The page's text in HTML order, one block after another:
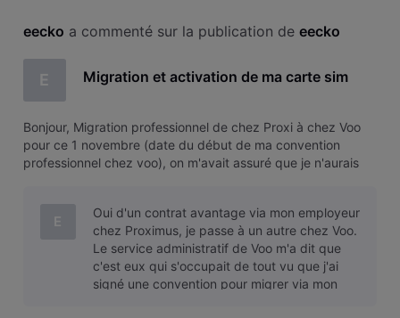
eecko a commenté sur la publication de eecko
E Migration et activation de ma carte sim
Bonjour, Migration professionnel de chez Proxi à chez Voo
pour ce 1 novembre (date du début de ma convention
professionnel chez voo), on m'avait assuré que je n'aurais
lis qu'il fau
E
Oui d'un contrat avantage via mon employeur
chez Proximus, je passe à un autre chez Voo.
Le service administratif de Voo m'a dit que
c'est eux qui s'occupait de tout vu que j'ai
signé une convention pour migrer via mon